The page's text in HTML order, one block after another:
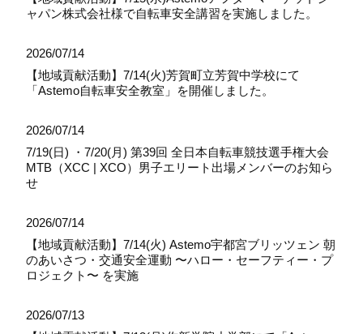
ャパン株式会社様で自転車安全講習を実施しました。
2026/07/14
【地域貢献活動】7/14(火)芳賀町立芳賀中学校にて
「Astemo自転車安全教室」を開催しました。
2026/07/14
7/19(日) ・7/20(月) 第39回 全日本自転車競技選手権大会
MTB（XCC | XCO）男子エリート出場メンバーのお知ら
せ
2026/07/14
【地域貢献活動】7/14(火) Astemo宇都宮ブリッツェン 朝
のあいさつ・交通安全運動 〜ハロー・セーフティー・プ
ロジェクト〜 を実施
2026/07/13